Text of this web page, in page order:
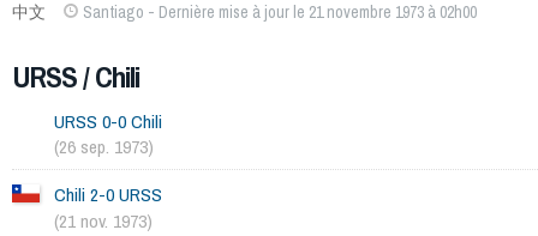
中文
Santiago - Dernière mise à jour le 21 novembre 1973 à 02h00
URSS / Chili
URSS 0-0 Chili
(26 sep. 1973)
Chili 2-0 URSS
(21 nov. 1973)